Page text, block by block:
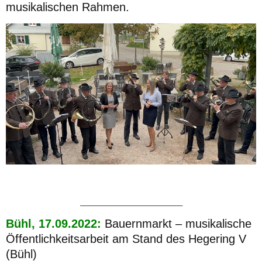
musikalischen Rahmen.
Bühl, 17.09.2022: Bauernmarkt – musikalische
Öffentlichkeitsarbeit am Stand des Hegering V
(Bühl)